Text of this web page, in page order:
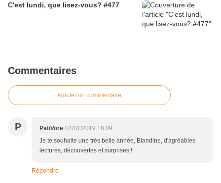
C'est lundi, que lisez-vous? #477
Commentaires
Ajouter un commentaire
P PatiVore 04/01/2019 18:09
Je te souhaite une très belle année, Blandine, d'agréables
lectures, découvertes et surprises !
Répondre